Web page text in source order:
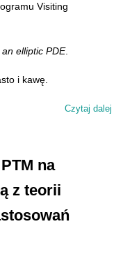
Visiting
elliptic PDE.
i kawę.
Czytaj dalej
na
z teorii